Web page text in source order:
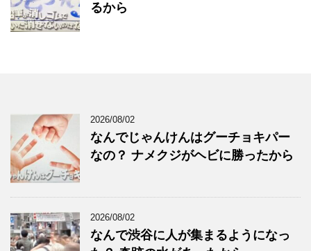
るから
2026/08/02
なんでじゃんけんはグーチョキパー
なの？ ナメクジがヘビに勝ったから
2026/08/02
なんで渋谷に人が集まるようになっ